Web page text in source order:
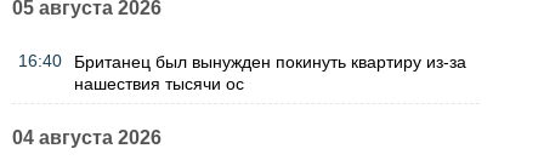
05 августа 2026
16:40
Британец был вынужден покинуть квартиру из-за
нашествия тысячи ос
04 августа 2026